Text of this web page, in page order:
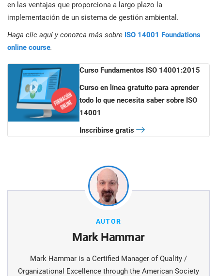
en las ventajas que proporciona a largo plazo la
implementación de un sistema de gestión ambiental.
Haga clic aquí y conozca más sobre ISO 14001 Foundations
online course.
Curso Fundamentos ISO 14001:2015
Curso en línea gratuito para aprender
todo lo que necesita saber sobre ISO
14001
Inscribirse gratis
AUTOR
Mark Hammar
Mark Hammar is a Certiﬁed Manager of Quality /
Organizational Excellence through the American Society